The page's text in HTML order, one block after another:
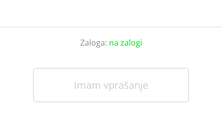
Zaloga: na zalogi
Imam vprašanje